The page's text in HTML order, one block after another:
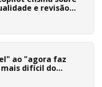
e revisão
ao "agora faz
difícil do
conta.